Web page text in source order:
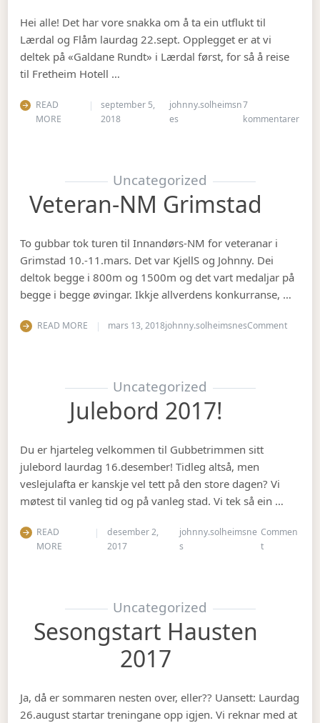
Hei alle! Det har vore snakka om å ta ein utflukt til
Lærdal og Flåm laurdag 22.sept. Opplegget er at vi
deltek på «Galdane Rundt» i Lærdal først, for så å reise
til Fretheim Hotell …
READ
MORE
september 5,
2018
johnny.solheimsn
es
7
kommentarertil
Uncategorized
Veteran-NM Grimstad
To gubbar tok turen til Innandørs-NM for veteranar i
Grimstad 10.-11.mars. Det var KjellS og Johnny. Dei
deltok begge i 800m og 1500m og det vart medaljar på
begge i begge øvingar. Ikkje allverdens konkurranse, …
READ MORE mars 13, 2018johnny.solheimsnesCommenton
Uncategorized
Julebord 2017!
Du er hjarteleg velkommen til Gubbetrimmen sitt
julebord laurdag 16.desember! Tidleg altså, men
veslejulafta er kanskje vel tett på den store dagen? Vi
møtest til vanleg tid og på vanleg stad. Vi tek så ein …
READ
MORE
desember 2,
2017
johnny.solheimsne
s
Commen
ton Julebord
Uncategorized
Sesongstart Hausten
2017
Ja, då er sommaren nesten over, eller?? Uansett: Laurdag
26.august startar treningane opp igjen. Vi reknar med at